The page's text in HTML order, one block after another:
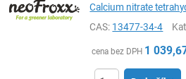
Calcium nitrate
CAS: 13477-34-4
cena bez DPH 1